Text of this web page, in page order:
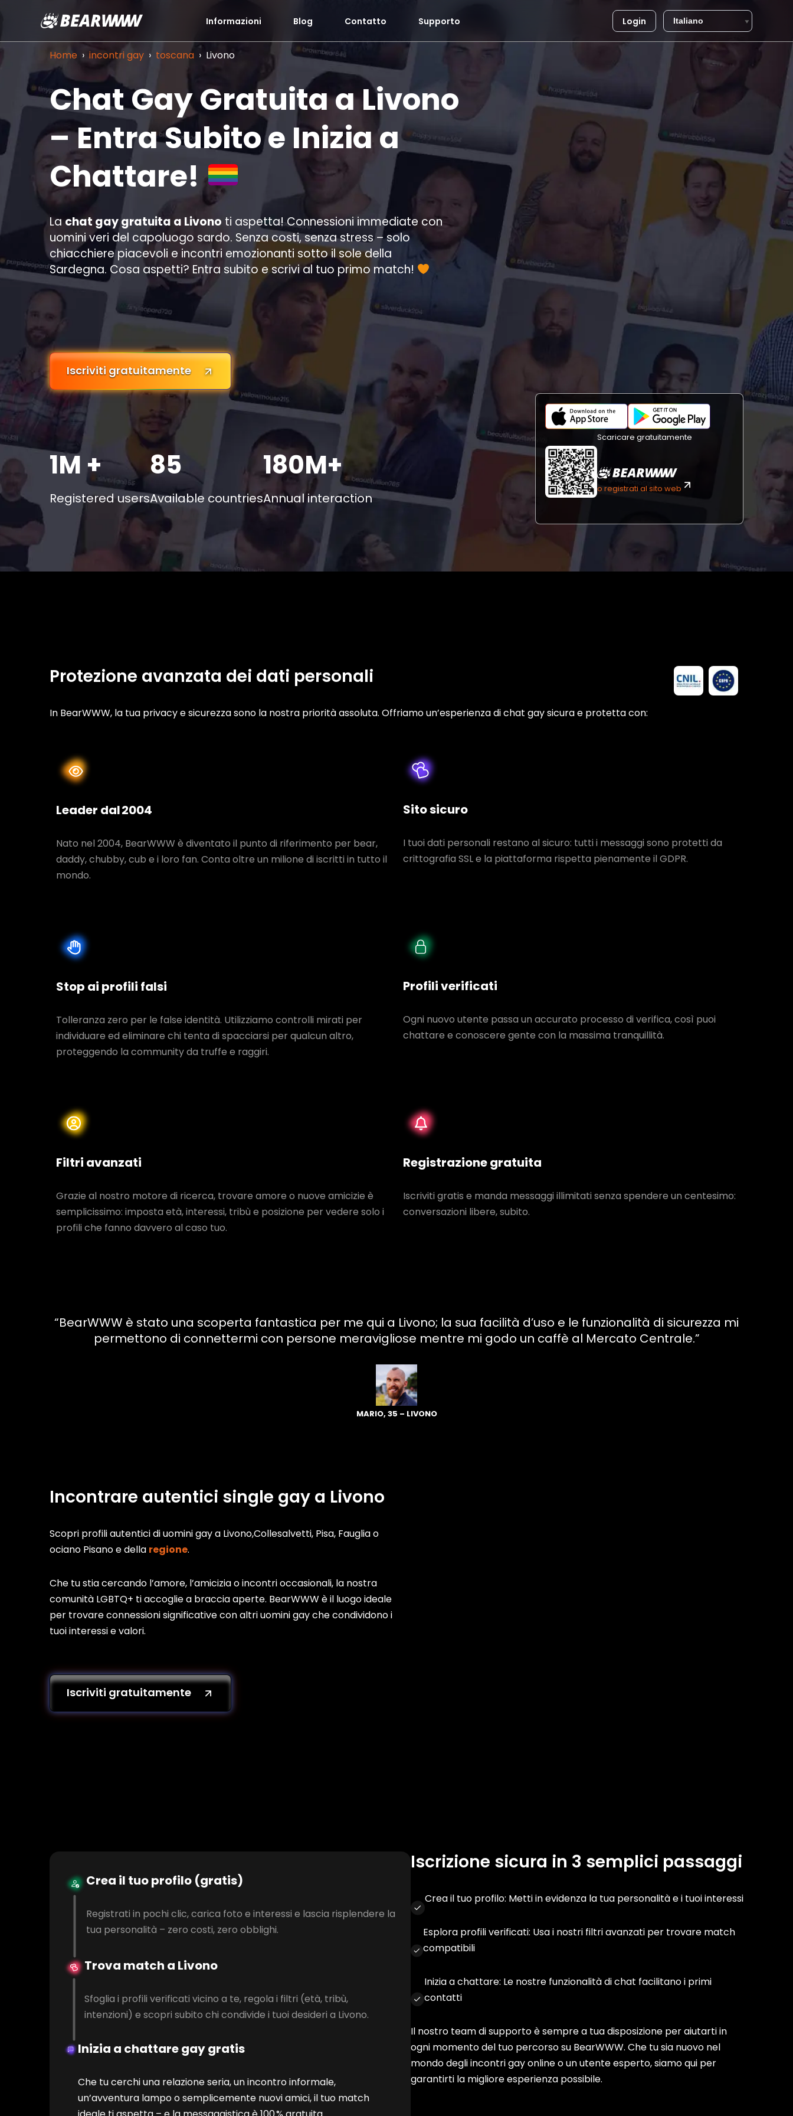
contenuto
Informazioni Blog Contatto Supporto Login
Home › incontri gay › toscana › Livono
Chat Gay Gratuita a Livono
– Entra Subito e Inizia a
Chattare!
Lachat gay gratuita a Livono ti aspetta! Connessioni immediate con
uomini veri del capoluogo sardo. Senza costi, senza stress – solo
chiacchiere piacevoli e incontri emozionanti sotto il sole della
Sardegna. Cosa aspetti? Entra subito e scrivi al tuo primo match!
Iscriviti gratuitamente
1M +
Registered users
85
Available countries
180M+
Annual interaction
Scaricare gratuitamente
o registrati al sito web
Protezione avanzata dei dati personali
In BearWWW, la tua privacy e sicurezza sono la nostra priorità assoluta. Offriamo un’esperienza di chat gay sicura e protetta con:
Leader dal 2004
Nato nel 2004, BearWWW è diventato il punto di riferimento per bear,
daddy, chubby, cub e i loro fan. Conta oltre un milione di iscritti in tutto il
mondo.
Sito sicuro
I tuoi dati personali restano al sicuro: tutti i messaggi sono protetti da
crittografia SSL e la piattaforma rispetta pienamente il GDPR.
Stop ai profili falsi
Tolleranza zero per le false identità. Utilizziamo controlli mirati per
individuare ed eliminare chi tenta di spacciarsi per qualcun altro,
proteggendo la community da truffe e raggiri.
Profili verificati
Ogni nuovo utente passa un accurato processo di verifica, così puoi
chattare e conoscere gente con la massima tranquillità.
Filtri avanzati
Grazie al nostro motore di ricerca, trovare amore o nuove amicizie è
semplicissimo: imposta età, interessi, tribù e posizione per vedere solo i
profili che fanno davvero al caso tuo.
Registrazione gratuita
Iscriviti gratis e manda messaggi illimitati senza spendere un centesimo:
conversazioni libere, subito.
“BearWWW è stato una scoperta fantastica per me qui a Livono; la sua facilità d’uso e le funzionalità di sicurezza mi
permettono di connettermi con persone meravigliose mentre mi godo un caffè al Mercato Centrale.”
MARIO, 35 – LIVONO
Incontrare autentici single gay a Livono
Scopri profili autentici di uomini gay a Livono,Collesalvetti, Pisa, Fauglia o
ociano Pisano e della regione.
Che tu stia cercando l’amore, l’amicizia o incontri occasionali, la nostra
comunità LGBTQ+ ti accoglie a braccia aperte. BearWWW è il luogo ideale
per trovare connessioni significative con altri uomini gay che condividono i
tuoi interessi e valori.
Iscriviti gratuitamente
Crea il tuo profilo (gratis)
Registrati in pochi clic, carica foto e interessi e lascia risplendere la
tua personalità – zero costi, zero obblighi.
Trova match a Livono
Sfoglia i profili verificati vicino a te, regola i filtri (età, tribù,
intenzioni) e scopri subito chi condivide i tuoi desideri a Livono.
Inizia a chattare gay gratis
Che tu cerchi una relazione seria, un incontro informale,
un’avventura lampo o semplicemente nuovi amici, il tuo match
Iscrizione sicura in 3 semplici passaggi
Crea il tuo profilo: Metti in evidenza la tua personalità e i tuoi interessi
Esplora profili verificati: Usa i nostri filtri avanzati per trovare match
compatibili
Inizia a chattare: Le nostre funzionalità di chat facilitano i primi
contatti
Il nostro team di supporto è sempre a tua disposizione per aiutarti in
ogni momento del tuo percorso su BearWWW. Che tu sia nuovo nel
mondo degli incontri gay online o un utente esperto, siamo qui per
garantirti la migliore esperienza possibile.